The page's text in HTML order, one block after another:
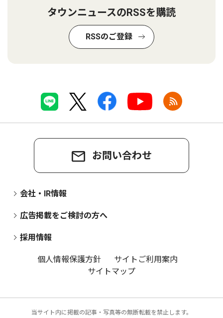
タウンニュースのRSSを購読
RSSのご登録
お問い合わせ
会社・IR情報
広告掲載をご検討の方へ
採用情報
個人情報保護方針
サイトご利用案内
サイトマップ
当サイト内に掲載の記事・写真等の無断転載を禁止します。